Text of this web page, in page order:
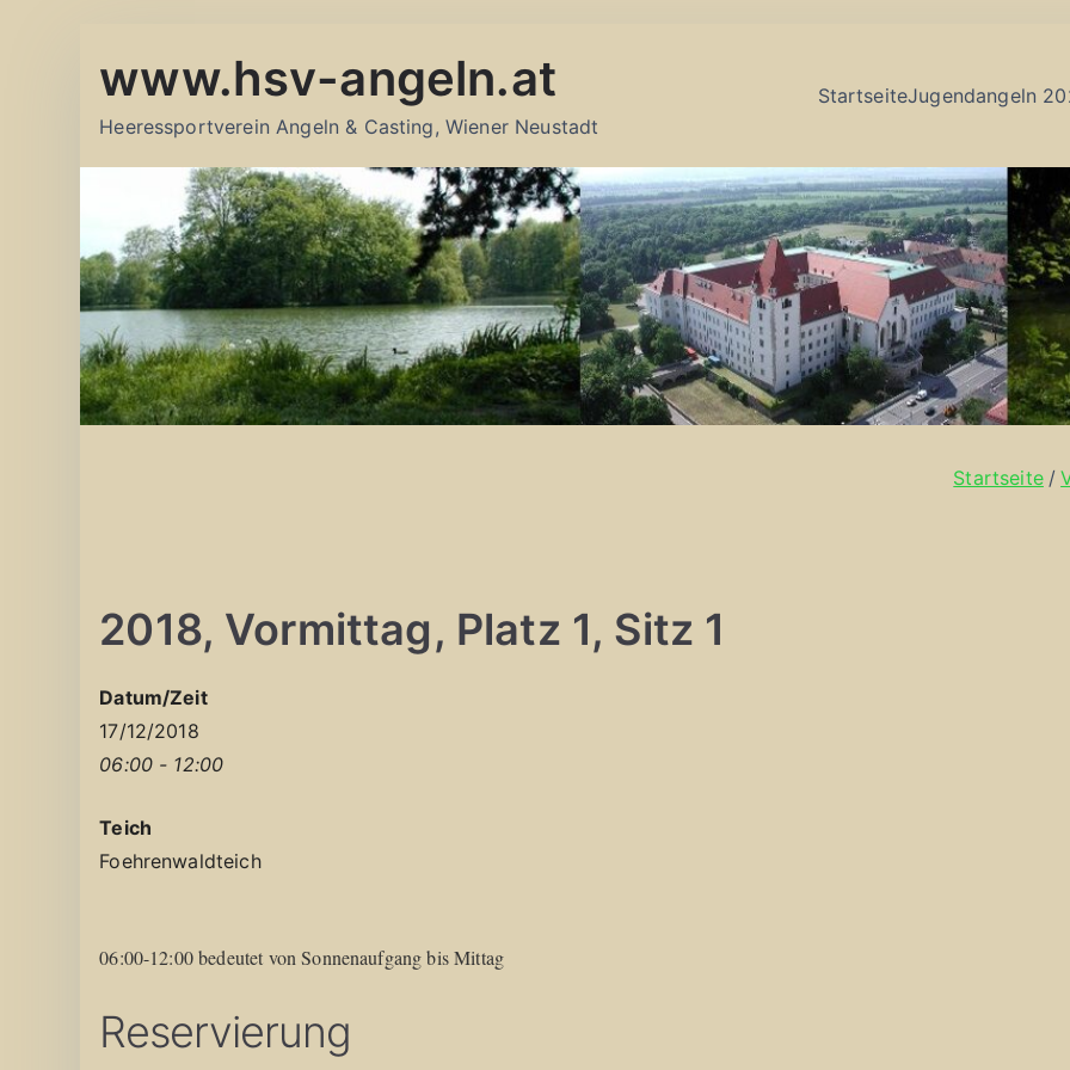
Inhalt
www.hsv-angeln.at
Heeressportverein Angeln & Casting, Wiener Neustadt
StartseiteJugendangeln
Startseite
2018, Vormittag, Platz 1, Sitz 1
Datum/Zeit
17/12/2018
06:00 - 12:00
Teich
Foehrenwaldteich
06:00-12:00 bedeutet von Sonnenaufgang bis Mittag
Reservierung